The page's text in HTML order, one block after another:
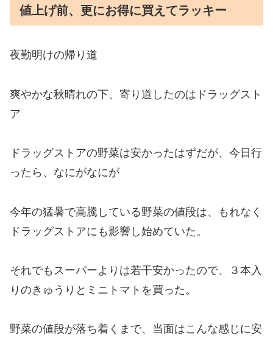
値上げ前、更にお得に買えてラッキー
夜勤明けの帰り道
爽やかな秋晴れの下、寄り道したのはドラッグスト
ア
ドラッグストアの野菜は安かったはずだが、今日行
ったら、なにがなにが
今年の猛暑で高騰している野菜の値段は、もれなく
ドラッグストアにも影響し始めていた。
それでもスーパーよりは若干安かったので、３本入
りのきゅうりとミニトマトを買った。
野菜の値段が落ち着くまで、当面はこんな感じに安